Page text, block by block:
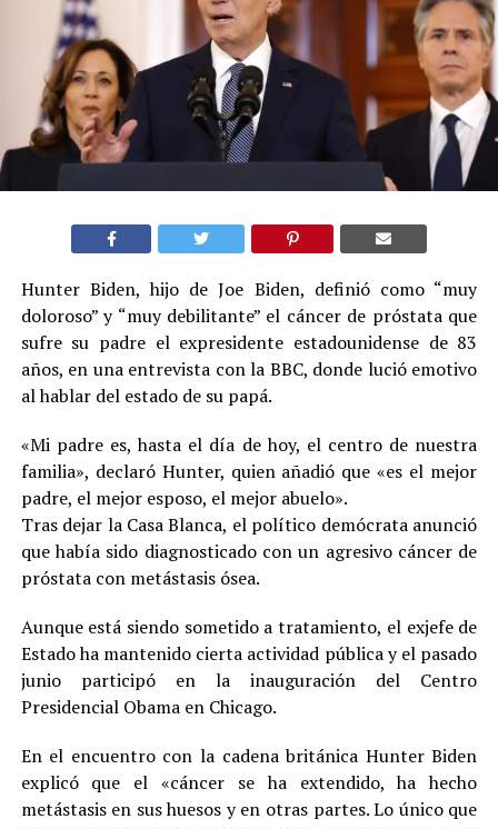
Hunter Biden, hijo de Joe Biden, definió como “muy
doloroso” y “muy debilitante” el cáncer de próstata que
sufre su padre el expresidente estadounidense de 83
años, en una entrevista con la BBC, donde lució emotivo
al hablar del estado de su papá.
«Mi padre es, hasta el día de hoy, el centro de nuestra
familia», declaró Hunter, quien añadió que «es el mejor
padre, el mejor esposo, el mejor abuelo».
Tras dejar la Casa Blanca, el político demócrata anunció
que había sido diagnosticado con un agresivo cáncer de
próstata con metástasis ósea.
Aunque está siendo sometido a tratamiento, el exjefe de
Estado ha mantenido cierta actividad pública y el pasado
junio participó en la inauguración del Centro
Presidencial Obama en Chicago.
En el encuentro con la cadena británica Hunter Biden
explicó que el «cáncer se ha extendido, ha hecho
metástasis en sus huesos y en otras partes. Lo único que